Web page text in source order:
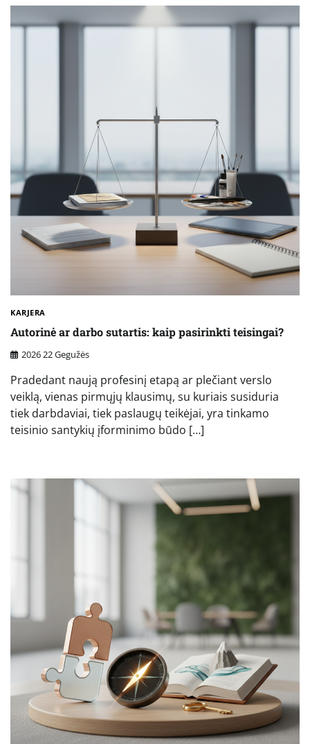
KARJERA
Autorinė ar darbo sutartis: kaip pasirinkti teisingai?
2026 22 Gegužės
Pradedant naują profesinį etapą ar plečiant verslo
veiklą, vienas pirmųjų klausimų, su kuriais susiduria
tiek darbdaviai, tiek paslaugų teikėjai, yra tinkamo
teisinio santykių įforminimo būdo […]